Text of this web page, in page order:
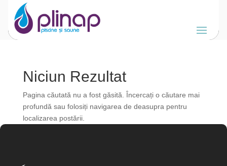
Niciun Rezultat
Pagina căutată nu a fost găsită. Încercați o căutare mai
profundă sau folosiți navigarea de deasupra pentru
localizarea postării.